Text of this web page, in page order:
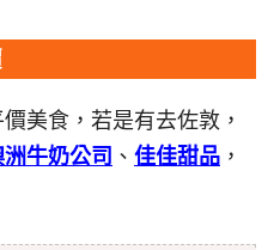
美食，若是有去佐敦，
洲牛奶公司 、 佳佳甜品 ，